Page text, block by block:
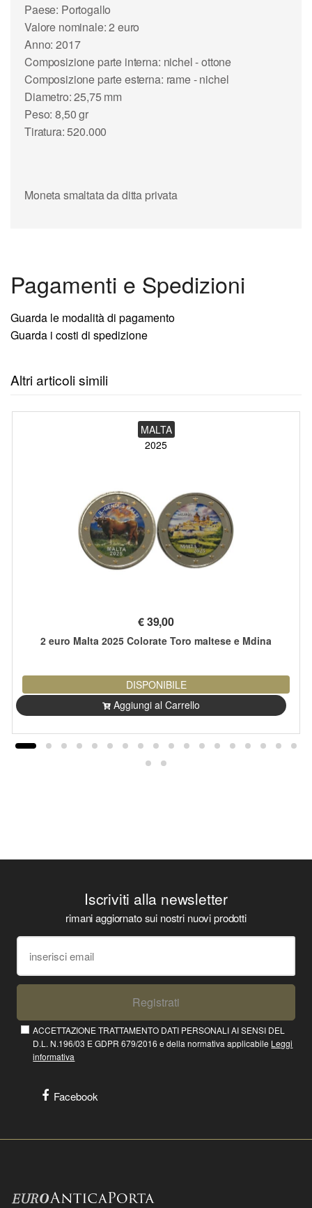
Paese: Portogallo
Valore nominale: 2 euro
Anno: 2017
Composizione parte interna: nichel - ottone
Composizione parte esterna: rame - nichel
Diametro: 25,75 mm
Peso: 8,50 gr
Tiratura: 520.000
Moneta smaltata da ditta privata
Pagamenti e Spedizioni
Guarda le modalità di pagamento
Guarda i costi di spedizione
Altri articoli simili
MALTA
2025
€39,00
2 euro Malta 2025 Colorate Toro maltese e Mdina
DISPONIBILE
Aggiungi al Carrello
Iscriviti alla newsletter
rimani aggiornato sui nostri nuovi prodotti
Registrati
ACCETTAZIONE TRATTAMENTO DATI PERSONALI AI SENSI DEL
D.L. N.196/03 E GDPR 679/2016 e della normativa applicabile Leggi
informativa
Facebook